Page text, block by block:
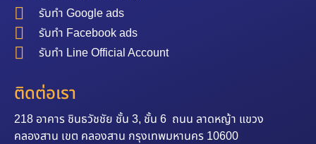
รับทำ Google ads
รับทำ Facebook ads
รับทำ Line Official Account
ติดต่อเรา
218 อาคาร ชินธวัชชัย ชั้น 3, ชั้น 6 ถนน ลาดหญ้า แขวง
คลองสาน เขต คลองสาน กรุงเทพมหานคร 10600